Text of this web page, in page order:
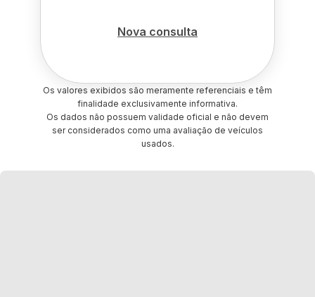
Nova consulta
Os valores exibidos são meramente referenciais e têm
finalidade exclusivamente informativa.
Os dados não possuem validade oficial e não devem
ser considerados como uma avaliação de veículos
usados.